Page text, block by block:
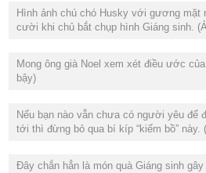
Hình ảnh chú chó Husky với gương mặt
cười khi chủ bắt chụp hình Giáng sinh.
Mong ông già Noel xem xét điều ước
bậy)
Nếu bạn nào vẫn chưa có người yêu để
tới thì đừng bỏ qua bí kíp “kiếm bồ” này.
Đây chắn hẳn là món quà Giáng sinh